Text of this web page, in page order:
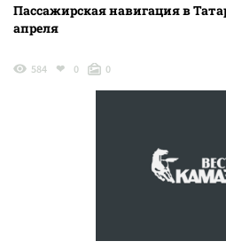
Пассажирская навигация в
апреля
584 0 0